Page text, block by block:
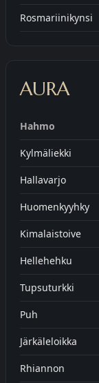
Rosmariinikynsi
AURA
Hahmo
Kylmäliekki
Hallavarjo
Huomenkyyhky
Kimalaistoive
Hellehehku
Tupsuturkki
Puh
Järkäleloikka
Rhiannon